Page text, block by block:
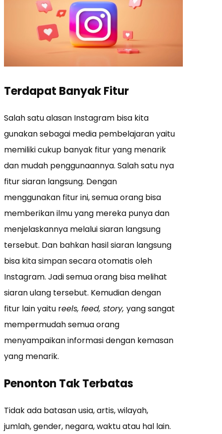
Terdapat Banyak Fitur
Salah satu alasan Instagram bisa kita
gunakan sebagai media pembelajaran yaitu
memiliki cukup banyak fitur yang menarik
dan mudah penggunaannya. Salah satu nya
fitur siaran langsung. Dengan
menggunakan fitur ini, semua orang bisa
memberikan ilmu yang mereka punya dan
menjelaskannya melalui siaran langsung
tersebut. Dan bahkan hasil siaran langsung
bisa kita simpan secara otomatis oleh
Instagram. Jadi semua orang bisa melihat
siaran ulang tersebut. Kemudian dengan
fitur lain yaitu reels, feed, story, yang sangat
mempermudah semua orang
menyampaikan informasi dengan kemasan
yang menarik.
Penonton Tak Terbatas
Tidak ada batasan usia, artis, wilayah,
jumlah, gender, negara, waktu atau hal lain.